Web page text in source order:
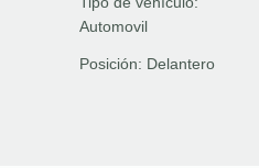
Automovil
Posición: Delantero